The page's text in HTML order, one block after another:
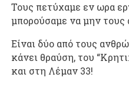
Τους πετύχαμε εν ωρα
μπορούσαμε να μην τους
Είναι δύο από τους
κάνει θραύση, του
και στη Λέμαν 33!